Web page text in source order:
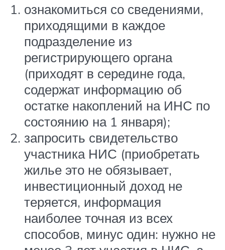
ознакомиться со сведениями,
приходящими в каждое
подразделение из
регистрирующего органа
(приходят в середине года,
содержат информацию об
остатке накоплений на ИНС по
состоянию на 1 января);
запросить свидетельство
участника НИС (приобретать
жилье это не обязывает,
инвестиционный доход не
теряется, информация
наиболее точная из всех
способов, минус один: нужно не